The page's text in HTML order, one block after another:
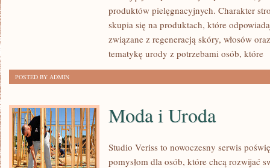
produktów pielęgnacyjnych. Charakter
skupia się na produktach, które
związane z regeneracją skóry, włosów
tematykę urody z potrzebami osób, które
POSTED BY ADMIN
Moda i Uroda
Studio Veriss to nowoczesny serwis
pomysłom dla osób, które chcą rozwijać